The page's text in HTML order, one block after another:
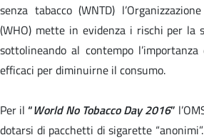
senza tabacco (WNTD)
(WHO) mette in evidenza i rischi per la
sottolineando al contempo
efficaci per diminuirne il consumo.
Per il “World No Tobacco Day 2016”
dotarsi di pacchetti di sigarette